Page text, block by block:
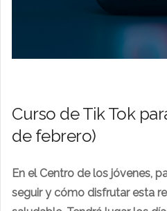
Curso de Tik Tok
de febrero)
En el Centro de los jóvenes,
seguir y cómo disfrutar esta